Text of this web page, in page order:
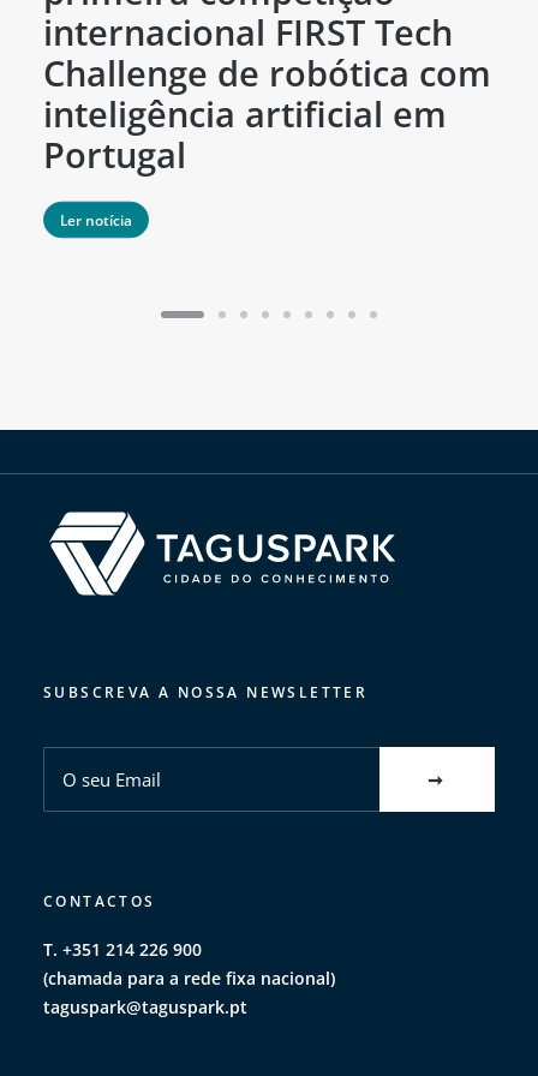
internacional FIRST Tech
Challenge de robótica com
inteligência artificial em
Portugal
Ler notícia
SUBSCREVA A NOSSA NEWSLETTER
CONTACTOS
T. +351 214 226 900
(chamada para a rede fixa nacional)
taguspark@taguspark.pt